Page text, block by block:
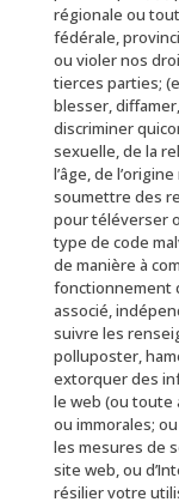
régionale ou
fédérale,
ou violer nos
tierces parties;
blesser,
discriminer
sexuelle, de la
l’âge, de
soumettre des
pour téléverser
type de code
de manière à
fonctionnement
associé,
suivre les
polluposter,
extorquer des
le web (ou toute
ou immorales;
les mesures de
site web, ou
résilier votre